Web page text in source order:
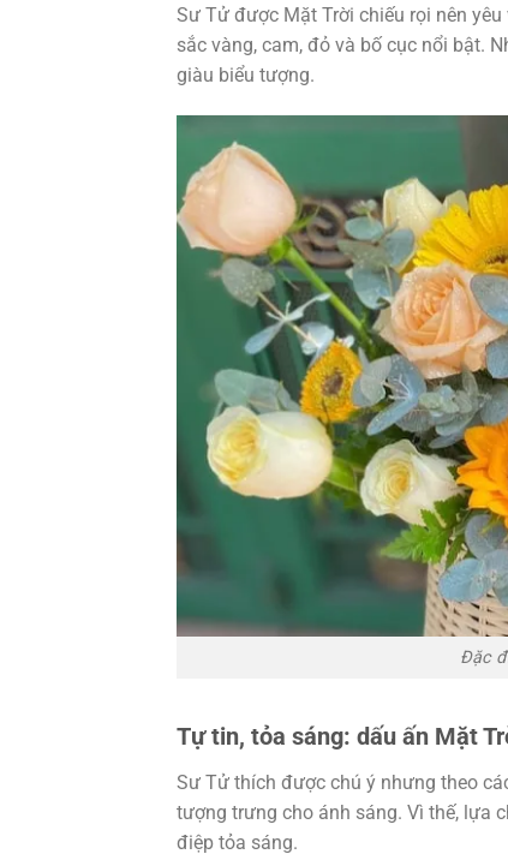
Sư Tử được Mặt Trời chiếu rọi nên
sắc vàng, cam, đỏ và bố cục nổi bật.
giàu biểu tượng.
Đặc
Tự tin, tỏa sáng: dấu ấn Mặt
Sư Tử thích được chú ý nhưng theo
tượng trưng cho ánh sáng. Vì thế, lựa
điệp tỏa sáng.